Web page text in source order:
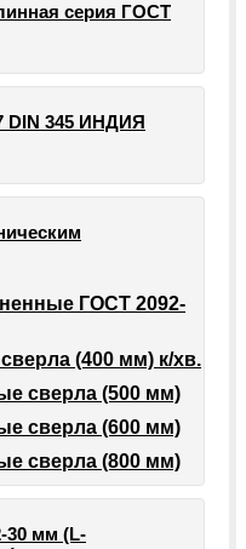
серия ГОСТ
DIN 345 ИНДИЯ
ГОСТ 2092-
(400 мм) к/хв.
сверла (500 мм)
сверла (600 мм)
сверла (800 мм)
30 мм (L-